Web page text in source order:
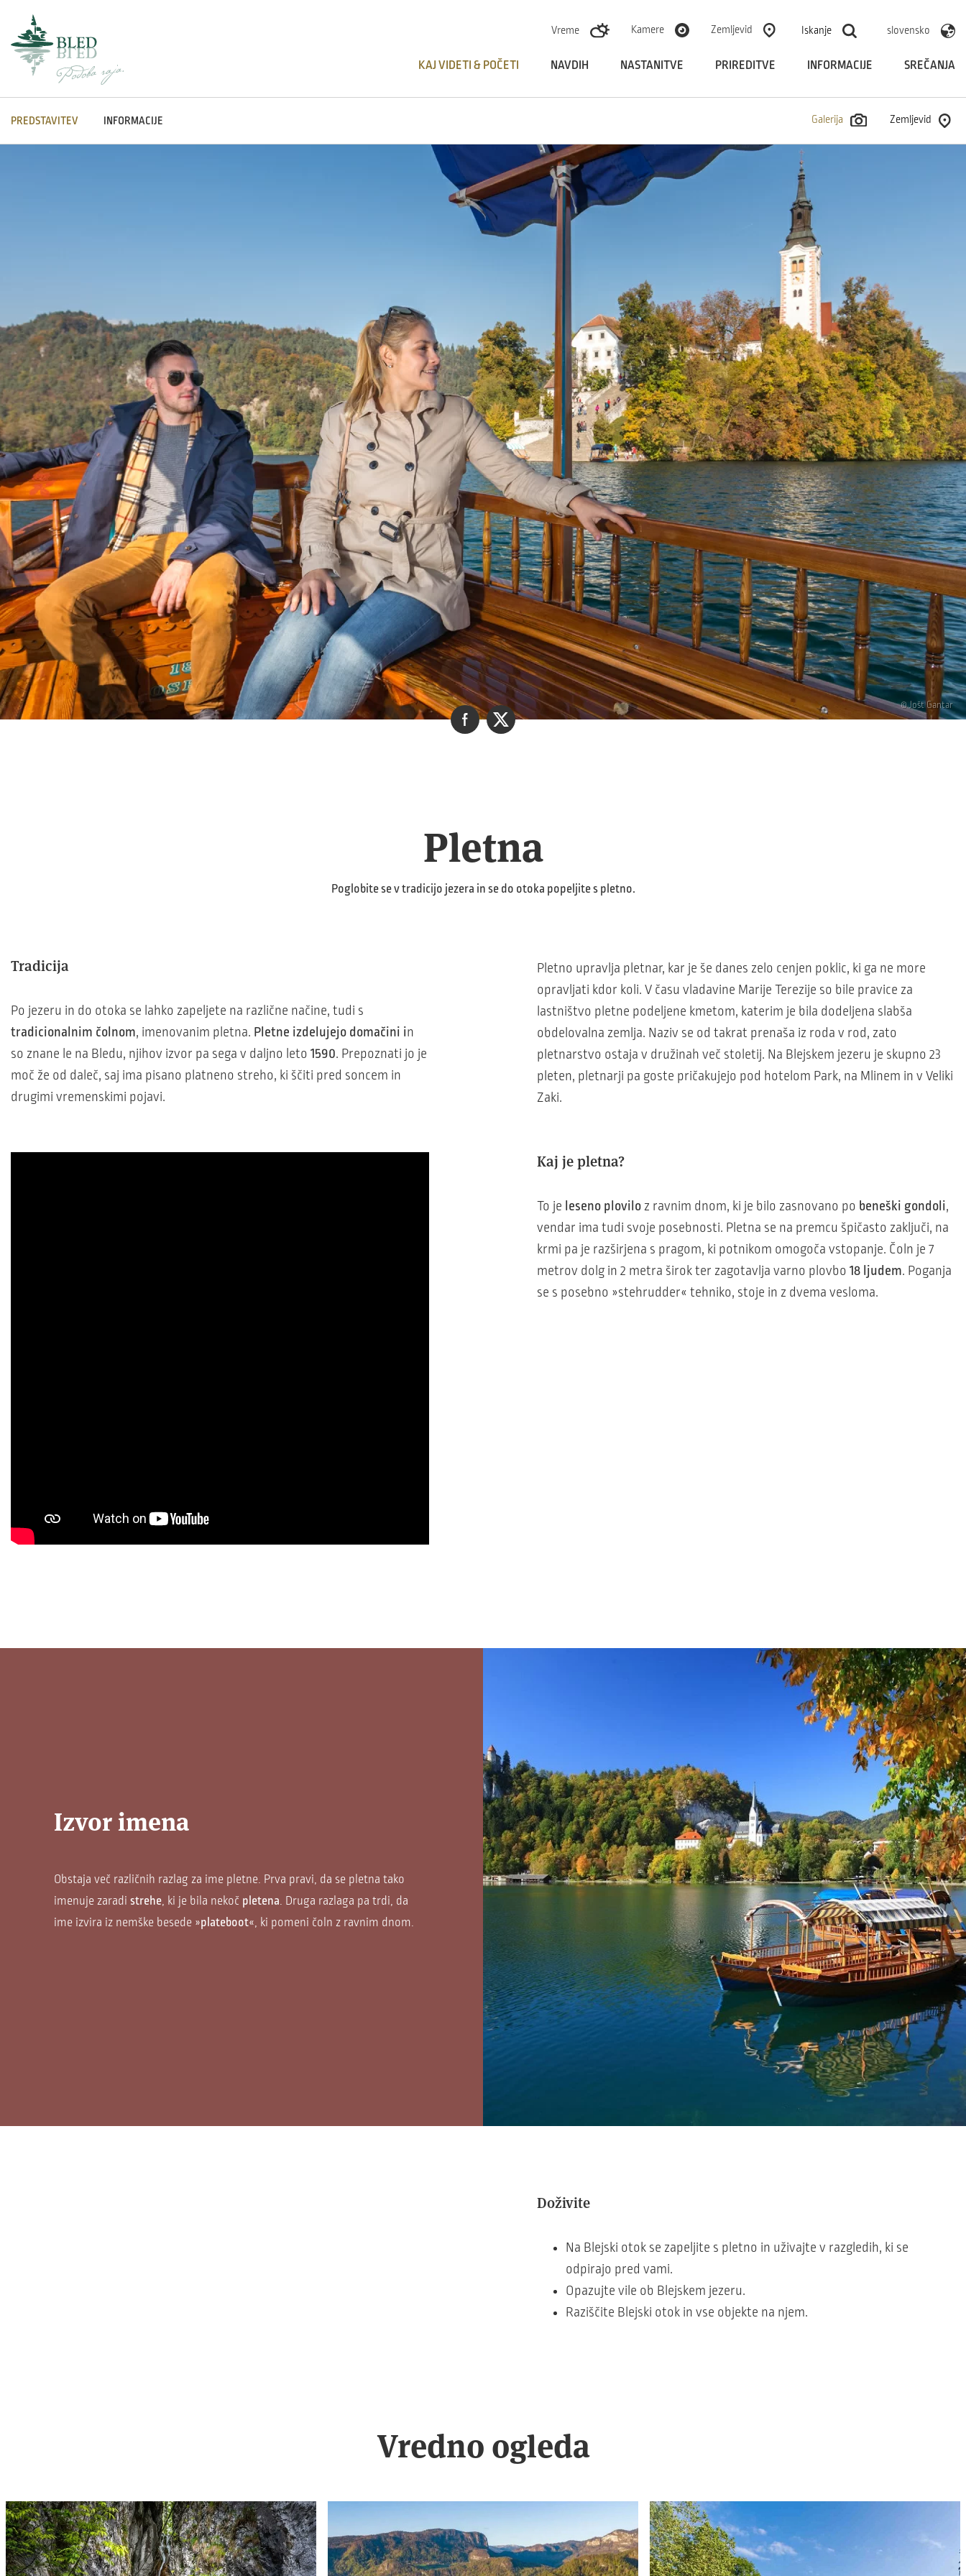
Vreme
Kamere Zemljevid Iskanje slovensko
KAJ VIDETI & POČETI NAVDIH NASTANITVE PRIREDITVE INFORMACIJE SREČANJA
PREDSTAVITEV INFORMACIJE Galerija Zemljevid
© Jošt Gantar
Pletna
Poglobite se v tradicijo jezera in se do otoka popeljite s pletno.
Tradicija
Po jezeru in do otoka se lahko zapeljete na različne načine, tudi s
tradicionalnim čolnom, imenovanim pletna. Pletne izdelujejo domačini in
so znane le na Bledu, njihov izvor pa sega v daljno leto 1590. Prepoznati jo je
moč že od daleč, saj ima pisano platneno streho, ki ščiti pred soncem in
drugimi vremenskimi pojavi.
Pletno upravlja pletnar, kar je še danes zelo cenjen poklic, ki ga ne more
opravljati kdor koli. V času vladavine Marije Terezije so bile pravice za
lastništvo pletne podeljene kmetom, katerim je bila dodeljena slabša
obdelovalna zemlja. Naziv se od takrat prenaša iz roda v rod, zato
pletnarstvo ostaja v družinah več stoletij. Na Blejskem jezeru je skupno 23
pleten, pletnarji pa goste pričakujejo pod hotelom Park, na Mlinem in v Veliki
Zaki.
Kaj je pletna?
To je leseno plovilo z ravnim dnom, ki je bilo zasnovano po beneški gondoli,
vendar ima tudi svoje posebnosti. Pletna se na premcu špičasto zaključi, na
krmi pa je razširjena s pragom, ki potnikom omogoča vstopanje. Čoln je 7
metrov dolg in 2 metra širok ter zagotavlja varno plovbo 18 ljudem. Poganja
se s posebno »stehrudder« tehniko, stoje in z dvema vesloma.
Izvor imena
Obstaja več različnih razlag za ime pletne. Prva pravi, da se pletna tako
imenuje zaradi strehe, ki je bila nekoč pletena. Druga razlaga pa trdi, da
ime izvira iz nemške besede »plateboot«, ki pomeni čoln z ravnim dnom.
Doživite
Na Blejski otok se zapeljite s pletno in uživajte v razgledih, ki se
odpirajo pred vami.
Opazujte vile ob Blejskem jezeru.
Raziščite Blejski otok in vse objekte na njem.
Vredno ogleda